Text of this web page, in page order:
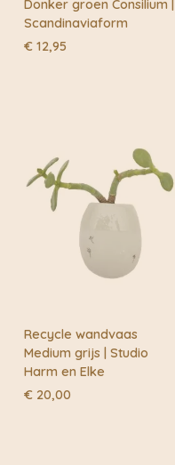
Donker groen Consilium |
Scandinaviaform
€ 12,95
Recycle wandvaas
Medium grijs | Studio
Harm en Elke
€ 20,00